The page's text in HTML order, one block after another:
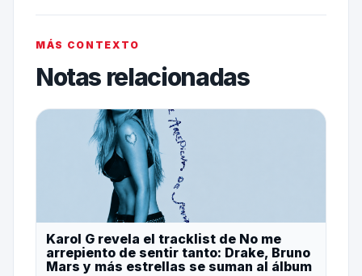
MÁS CONTEXTO
Notas relacionadas
Karol G revela el tracklist de No me
arrepiento de sentir tanto: Drake, Bruno
Mars y más estrellas se suman al álbum